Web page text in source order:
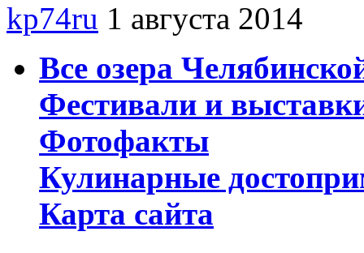
kp74ru 1 августа 2014
Все озера
Фестивали и
Фотофакты
Кулинарные
Карта сайта